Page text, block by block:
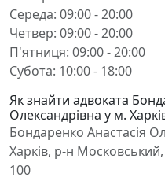
Середа: 09:00 - 20:00
Четвер: 09:00 - 20:00
П'ятниця: 09:00 - 20:00
Субота: 10:00 - 18:00
Як знайти адвоката
Олександрівна у м.
Бондаренко Анастасія
Харків, р-н
100